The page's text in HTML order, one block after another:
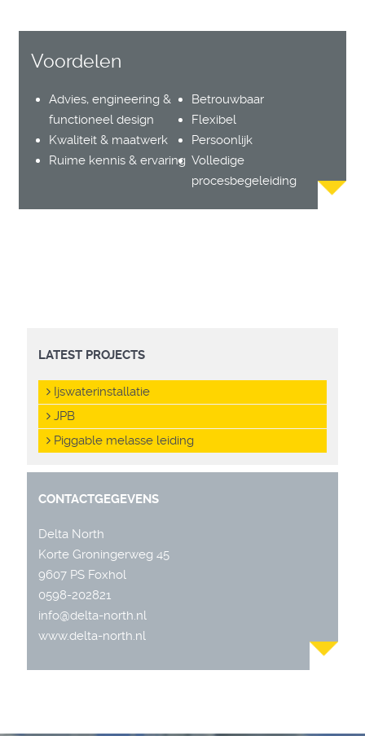
Voordelen
Advies, engineering &
functioneel design
Betrouwbaar
Flexibel
Kwaliteit & maatwerk
Persoonlijk
Ruime kennis & ervaring Volledige
procesbegeleiding
LATEST PROJECTS
Ijswaterinstallatie
JPB
Piggable melasse leiding
CONTACTGEGEVENS
Delta North
Korte Groningerweg 45
9607 PS Foxhol
0598-202821
info@delta-north.nl
www.delta-north.nl